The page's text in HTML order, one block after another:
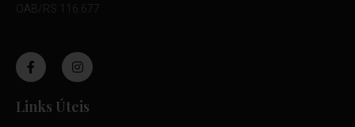
OAB/RS 116.677
Links Úteis